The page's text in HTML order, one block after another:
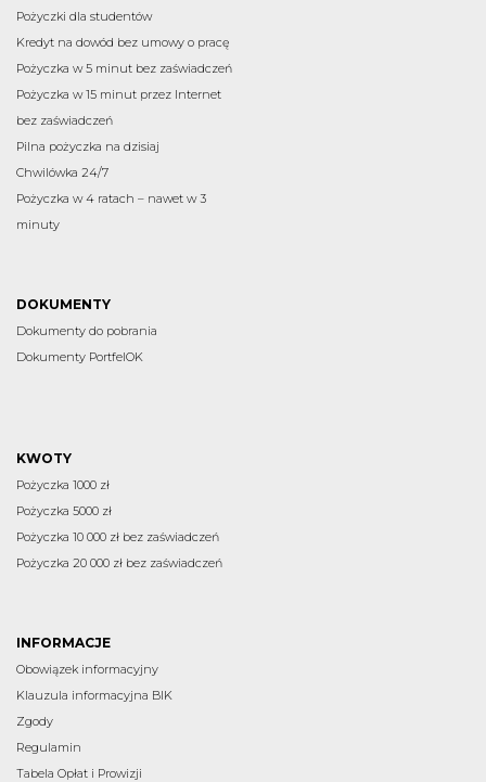
Pożyczki dla studentów
Kredyt na dowód bez umowy o pracę
Pożyczka w 5 minut bez zaświadczeń
Pożyczka w 15 minut przez Internet
bez zaświadczeń
Pilna pożyczka na dzisiaj
Chwilówka 24/7
Pożyczka w 4 ratach – nawet w 3
minuty
DOKUMENTY
Dokumenty do pobrania
Dokumenty PortfelOK
KWOTY
Pożyczka 1000 zł
Pożyczka 5000 zł
Pożyczka 10 000 zł bez zaświadczeń
Pożyczka 20 000 zł bez zaświadczeń
INFORMACJE
Obowiązek informacyjny
Klauzula informacyjna BIK
Zgody
Regulamin
Tabela Opłat i Prowizji